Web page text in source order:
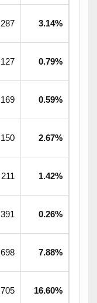
287 3.14%
127 0.79%
169 0.59%
150 2.67%
211 1.42%
391 0.26%
698 7.88%
705 16.60%